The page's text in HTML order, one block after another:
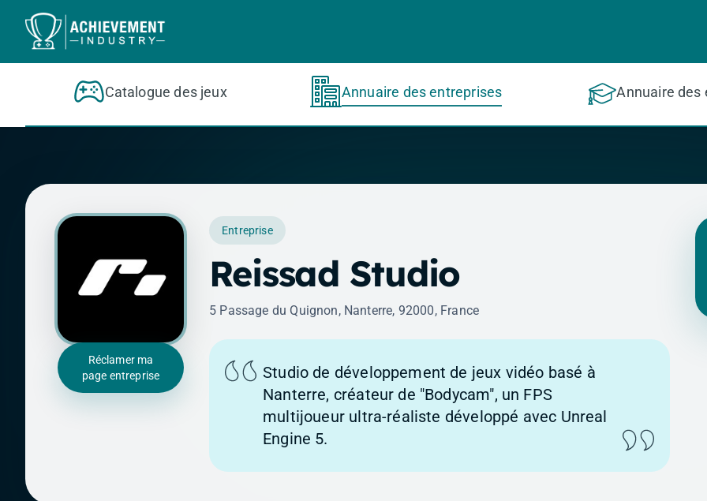
Aller au contenu principal
Catalogue des jeux Annuaire des entreprises Annuaire des
Réclamer ma
page entreprise
Entreprise
Reissad Studio
5 Passage du Quignon, Nanterre, 92000, France
Studio de développement de jeux vidéo basé à
Nanterre, créateur de "Bodycam", un FPS
multijoueur ultra-réaliste développé avec Unreal
Engine 5.